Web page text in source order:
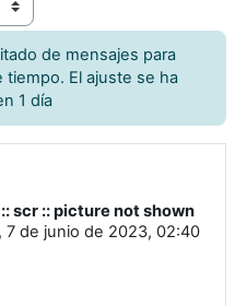
de mensajes para
El ajuste se ha
1 día
scr :: picture not shown
7 de junio de 2023, 02:40